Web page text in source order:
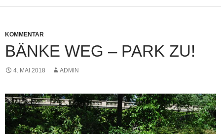
KOMMENTAR
BÄNKE WEG – PARK ZU!
4. MAI 2018 ADMIN